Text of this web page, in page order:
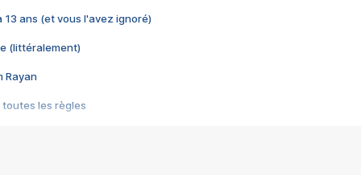
13 ans (et vous l'avez ignoré)
(littéralement)
Rayan
toutes les règles